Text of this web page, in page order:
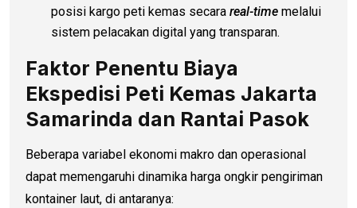
posisi kargo peti kemas secara real-time melalui
sistem pelacakan digital yang transparan.
Faktor Penentu Biaya
Ekspedisi Peti Kemas Jakarta
Samarinda dan Rantai Pasok
Beberapa variabel ekonomi makro dan operasional
dapat memengaruhi dinamika harga ongkir pengiriman
kontainer laut, di antaranya: